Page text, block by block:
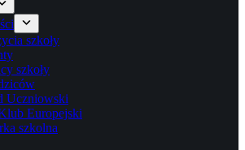
szkoły
szkoły
Uczniowski
Europejski
szkolna